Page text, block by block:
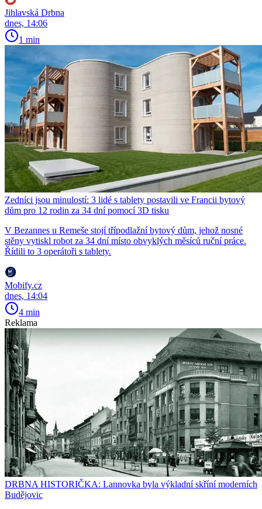
Jihlavská Drbna
dnes, 14:06
1 min
Zedníci jsou minulostí: 3 lidé s tablety postavili ve Francii bytový
dům pro 12 rodin za 34 dní pomocí 3D tisku
V Bezannes u Remeše stojí třípodlažní bytový dům, jehož nosné
stěny vytiskl robot za 34 dní místo obvyklých měsíců ruční práce.
Řídili to 3 operátoři s tablety.
Mobify.cz
dnes, 14:04
4 min
Reklama
DRBNA HISTORIČKA: Lannovka byla výkladní skříní moderních
Budějovic